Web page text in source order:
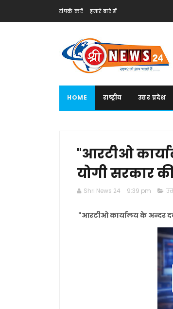
संपर्क करें हमारे बारे में
HOME राष्ट्रीय उत्तर प्रदेश
"आरटीओ
योगी सरकार
Shri News 24 9:39 pm
"आरटीओ कार्यालय के अन्दर